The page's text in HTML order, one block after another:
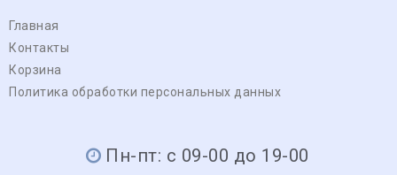
Главная
Контакты
Корзина
Политика обработки персональных данных
Пн-пт: с 09-00 до 19-00